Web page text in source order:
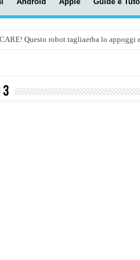
Questo robot tagliaerba lo appoggi
A810 Lite: Piccola, 4K e molto efficace.
3